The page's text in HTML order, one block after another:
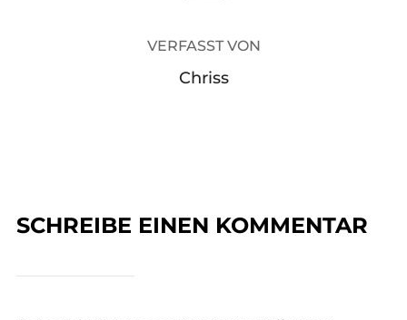
VERFASST VON
Chriss
SCHREIBE EINEN KOMMENTAR